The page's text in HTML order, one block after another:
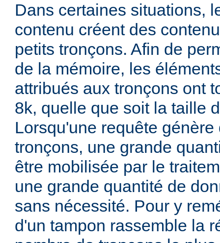
Dans certaines situations,
contenu créent des
petits tronçons. Afin de
de la mémoire, les
attribués aux tronçons ont
8k, quelle que soit la taille
Lorsqu'une requête
tronçons, une grande
être mobilisée par le
une grande quantité de
sans nécessité. Pour y
d'un tampon rassemble la